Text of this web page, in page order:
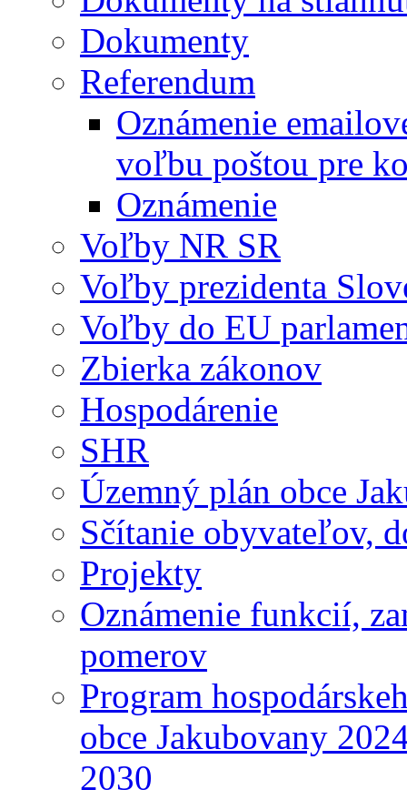
Dokumenty
Referendum
Oznámenie
voľbu poštou pre
Oznámenie
Voľby NR SR
Voľby prezidenta
Voľby do EU
Zbierka zákonov
Hospodárenie
SHR
Územný plán obce
Sčítanie obyvateľov,
Projekty
Oznámenie funkcií,
pomerov
Program
obce Jakubovany
2030